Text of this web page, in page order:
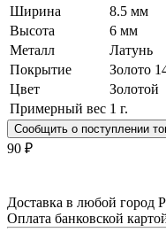
Ширина
8.5 мм
Высота
6 мм
Металл
Латунь
Покрытие
Золото
Цвет
Золотой
Примерный вес 1 г.
Сообщить о поступлении
90 ₽
Доставка в любой город
Оплата банковской